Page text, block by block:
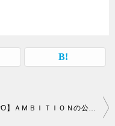
【IPO】ＡＭＢＩＴＩＯＮの公開価格は仮条件の「上限」960円で決定